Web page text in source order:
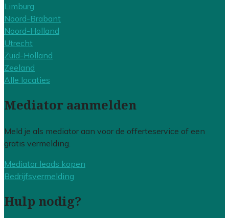
Limburg
Noord-Brabant
Noord-Holland
Utrecht
Zuid-Holland
Zeeland
Alle locaties
Mediator aanmelden
Meld je als mediator aan voor de offerteservice of een
gratis vermelding.
Mediator leads kopen
Bedrijfsvermelding
Hulp nodig?